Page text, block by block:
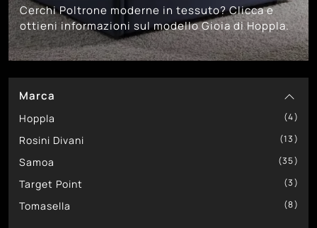
Marca
Hoppla 4
Rosini Divani 13
Samoa 35
Target Point 3
Tomasella 8
Cerchi Poltrone moderne in tessuto? Clicca e
ottieni informazioni sul modello Gioia di Hoppla.